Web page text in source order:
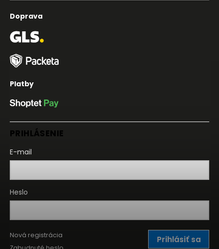
Doprava
Platby
PRIHLÁSENIE
E-mail
Heslo
Prihlásiť sa
Nová registrácia